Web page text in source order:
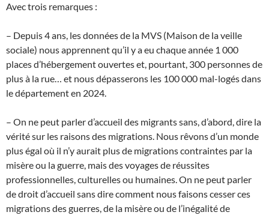
Avec trois remarques :
– Depuis 4 ans, les données de la MVS (Maison de la veille
sociale) nous apprennent qu’il y a eu chaque année 1 000
places d’hébergement ouvertes et, pourtant, 300 personnes de
plus à la rue… et nous dépasserons les 100 000 mal-logés dans
le département en 2024.
– On ne peut parler d’accueil des migrants sans, d’abord, dire la
vérité sur les raisons des migrations. Nous rêvons d’un monde
plus égal où il n’y aurait plus de migrations contraintes par la
misère ou la guerre, mais des voyages de réussites
professionnelles, culturelles ou humaines. On ne peut parler
de droit d’accueil sans dire comment nous faisons cesser ces
migrations des guerres, de la misère ou de l’inégalité de